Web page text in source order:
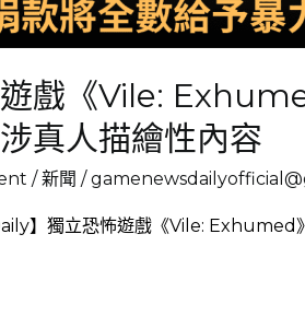
遊戲《Vile:
真人描繪性內容
/新聞 /
】獨立恐怖遊戲《Vile: Exhumed